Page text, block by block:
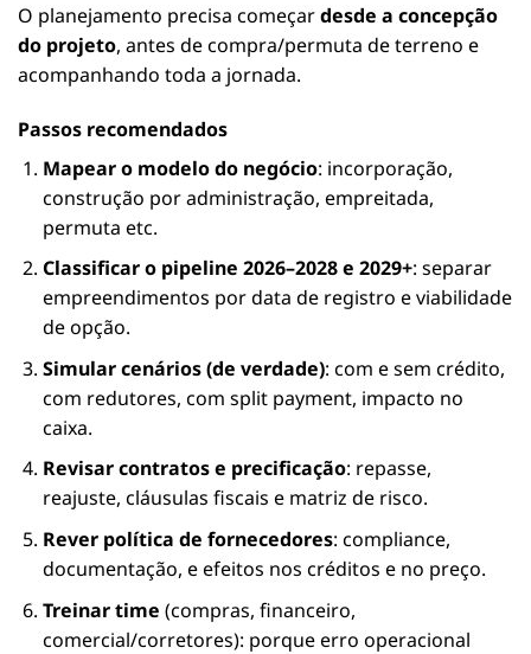
O planejamento precisa começardesde a concepção
do projeto, antes de compra/permuta de terreno e
acompanhando toda a jornada.
Passos recomendados
Mapear o modelo do negócio: incorporação,
construção por administração, empreitada,
permuta etc.
Classificar o pipeline 2026–2028 e 2029+: separar
empreendimentos por data de registro e viabilidade
de opção.
Simular cenários (de verdade): com e sem crédito,
com redutores, com split payment, impacto no
caixa.
Revisar contratos e precificação: repasse,
reajuste, cláusulas fiscais e matriz de risco.
Rever política de fornecedores: compliance,
documentação, e efeitos nos créditos e no preço.
Treinar time (compras, financeiro,
comercial/corretores): porque erro operacional